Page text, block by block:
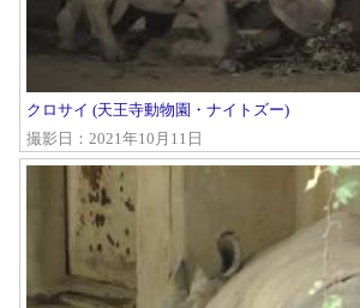
クロサイ (天王寺動物園・ナイトズー)
撮影日：2021年10月11日